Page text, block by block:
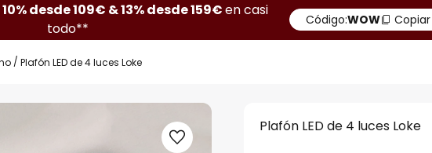
10% desde 109€ & 13% desde 159€en casi
todo**
Código:WOW Copiar
Plafón LED de 4 luces Loke
Plafón LED de 4 luces Loke